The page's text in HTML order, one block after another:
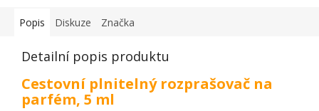
Popis Diskuze Značka
Detailní popis produktu
Cestovní plnitelný rozprašovač na
parfém, 5 ml